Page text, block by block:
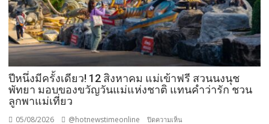
ปีหนึ่งมีครั้งเดียว! 12 สิงหาคม แม่เข้าฟรี สวนนงนุช
พัทยา มอบของขวัญวันแม่แห่งชาติ แทนคำว่ารัก ชวน
ลูกพาแม่เที่ยว
05/08/2026 @hotnewstimeonline ปิดความเห็น